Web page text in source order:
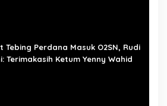
Tebing Perdana Masuk O2SN, Rudi
Terimakasih Ketum Yenny Wahid